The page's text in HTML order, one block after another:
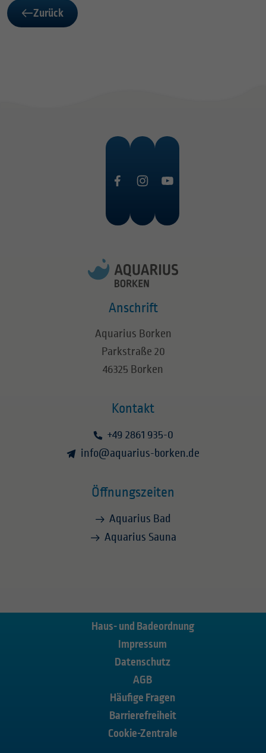
Zurück
Anschrift
Aquarius Borken
Parkstraße 20
46325 Borken
Kontakt
+49 2861 935-0
info@aquarius-borken.de
Öffnungszeiten
Aquarius Bad
Aquarius Sauna
Haus- und Badeordnung
Impressum
Datenschutz
AGB
Häufige Fragen
Barrierefreiheit
Cookie-Zentrale